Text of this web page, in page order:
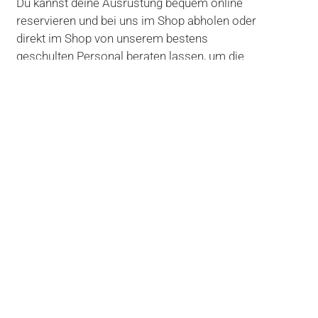
reservieren und bei uns im Shop abholen oder
direkt im Shop von unserem bestens
geschulten Personal beraten lassen, um die